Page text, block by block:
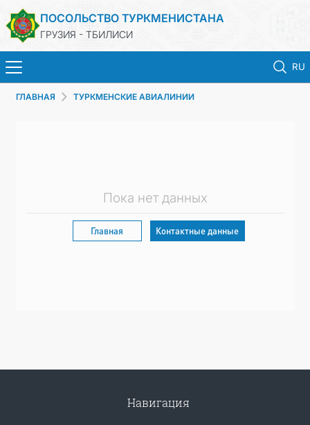
ПОСОЛЬСТВО ТУРКМЕНИСТАНА
ГРУЗИЯ - ТБИЛИСИ
RU
ГЛАВНАЯ
ГЛАВНАЯ ТУРКМЕНСКИЕ АВИАЛИНИИ
Пока нет данных
Главная Контактные данные
Навигация